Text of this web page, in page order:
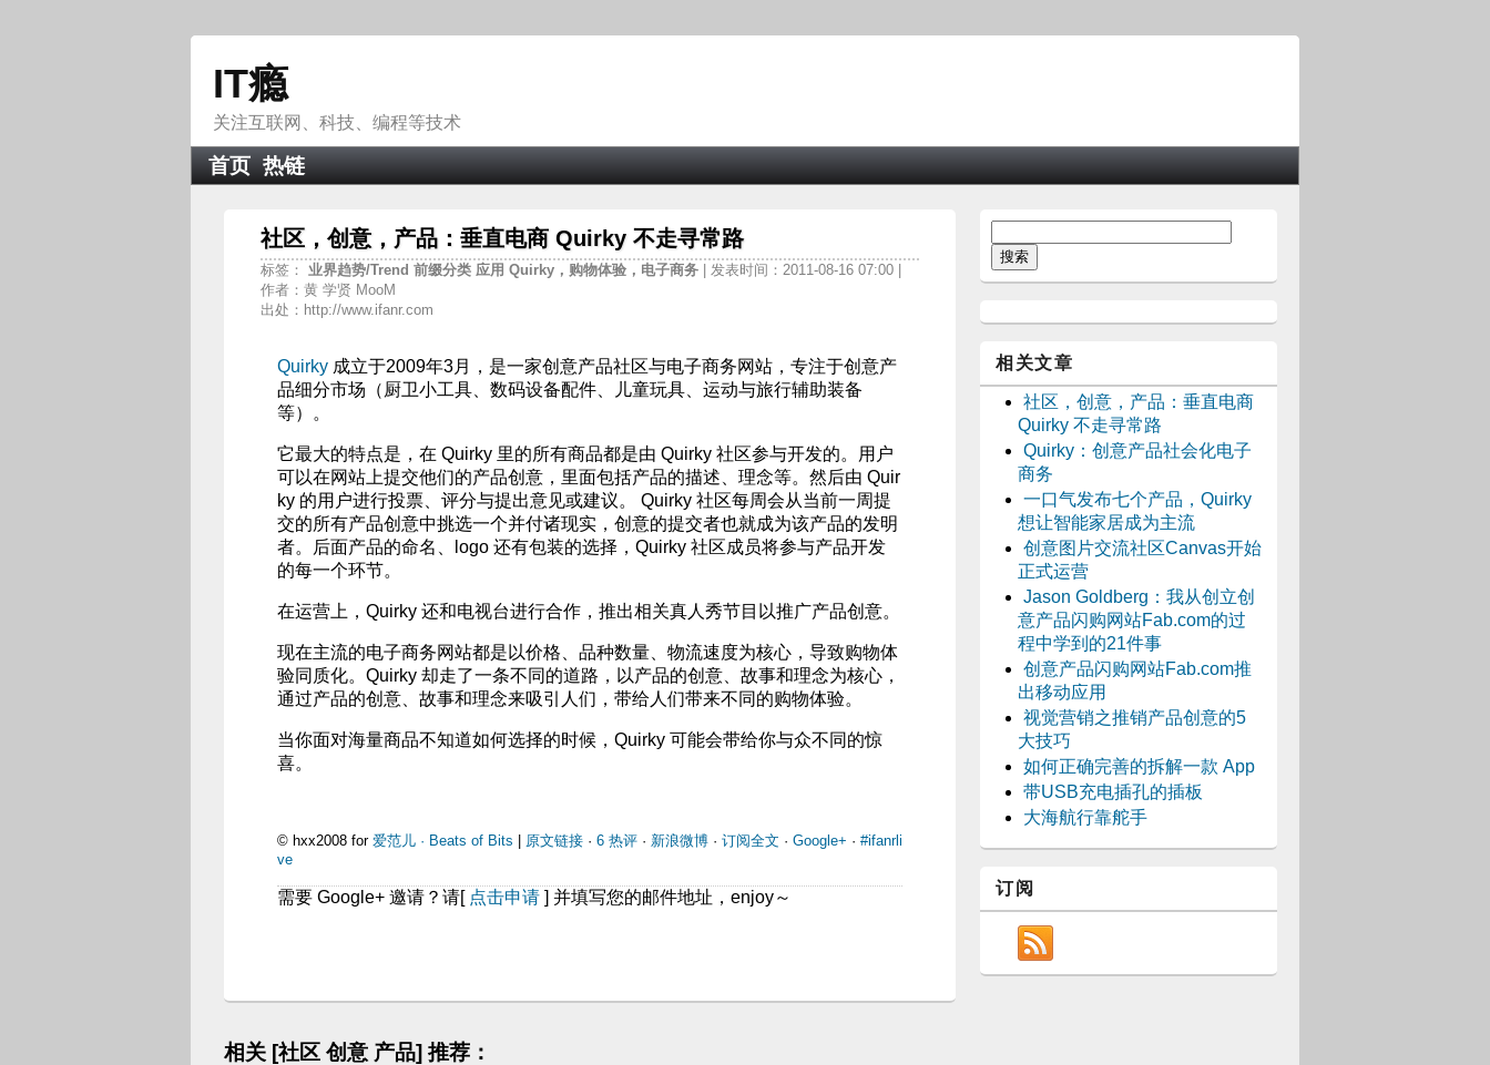
IT瘾
关注互联网、科技、编程等技术
首页 热链
社区，创意，产品：垂直电商 Quirky 不走寻常路
标签： 业界趋势/Trend 前缀分类 应用 Quirky，购物体验，电子商务
| 发表时间：2011-08-16 07:00 |
作者：黄 学贤 MooM
出处：http://www.ifanr.com
Quirky 成立于2009年3月，是一家创意产品社区与电子商务网站，专注于创意产
品细分市场（厨卫小工具、数码设备配件、儿童玩具、运动与旅行辅助装备
等）。
它最大的特点是，在 Quirky 里的所有商品都是由 Quirky 社区参与开发的。用户
可以在网站上提交他们的产品创意，里面包括产品的描述、理念等。然后由 Quir
ky 的用户进行投票、评分与提出意见或建议。 Quirky 社区每周会从当前一周提
交的所有产品创意中挑选一个并付诸现实，创意的提交者也就成为该产品的发明
者。后面产品的命名、logo 还有包装的选择，Quirky 社区成员将参与产品开发
的每一个环节。
在运营上，Quirky 还和电视台进行合作，推出相关真人秀节目以推广产品创意。
现在主流的电子商务网站都是以价格、品种数量、物流速度为核心，导致购物体
验同质化。Quirky 却走了一条不同的道路，以产品的创意、故事和理念为核心，
通过产品的创意、故事和理念来吸引人们，带给人们带来不同的购物体验。
当你面对海量商品不知道如何选择的时候，Quirky 可能会带给你与众不同的惊
喜。
© hxx2008 for 爱范儿 · Beats of Bits 原文链接 · 6 热评 · 新浪微博 · 订阅全文 · Google+ · #ifanrli
ve
需要 Google+ 邀请？请[ 点击申请 ] 并填写您的邮件地址，enjoy～
相关 [社区 创意 产品] 推荐：
相关文章
社区，创意，产品：垂直电商
Quirky 不走寻常路
Quirky：创意产品社会化电子
商务
一口气发布七个产品，Quirky
想让智能家居成为主流
创意图片交流社区Canvas开始
正式运营
Jason Goldberg：我从创立创
意产品闪购网站Fab.com的过
程中学到的21件事
创意产品闪购网站Fab.com推
出移动应用
视觉营销之推销产品创意的5
大技巧
如何正确完善的拆解一款 App
带USB充电插孔的插板
大海航行靠舵手
订阅